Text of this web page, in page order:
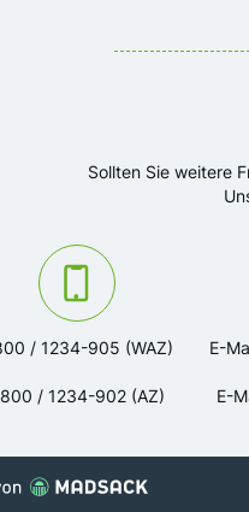
Sollten Sie weitere
Sie uns unter der
/ 1234-905 (WAZ)
/ 1234-902 (AZ)
E-
E-